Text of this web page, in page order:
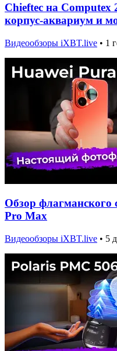
Chieftec на
корпус-аквариум и
Видеообзоры iXBT.live • 1
Обзор флагманского
Pro Max
Видеообзоры iXBT.live • 5